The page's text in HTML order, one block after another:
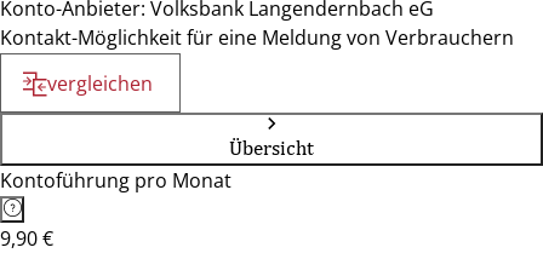
Konto-Anbieter: Volksbank Langendernbach eG
Kontakt-Möglichkeit für eine Meldung von Verbrauchern
vergleichen
Übersicht
Kontoführung pro Monat
9,90 €